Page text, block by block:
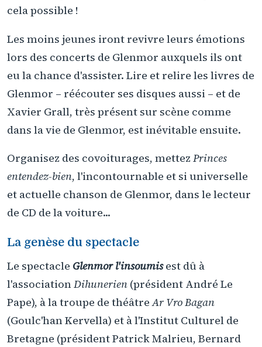
cela possible !
Les moins jeunes iront revivre leurs émotions
lors des concerts de Glenmor auxquels ils ont
eu la chance d'assister. Lire et relire les livres de
Glenmor – réécouter ses disques aussi – et de
Xavier Grall, très présent sur scène comme
dans la vie de Glenmor, est inévitable ensuite.
Organisez des covoiturages, mettez Princes
entendez-bien, l'incontournable et si universelle
et actuelle chanson de Glenmor, dans le lecteur
de CD de la voiture...
La genèse du spectacle
Le spectacle Glenmor l'insoumisest dû à
l'associationDihunerien (président André Le
Pape), à la troupe de théâtreAr Vro Bagan
(Goulc'han Kervella) et à l'Institut Culturel de
Bretagne (président Patrick Malrieu, Bernard